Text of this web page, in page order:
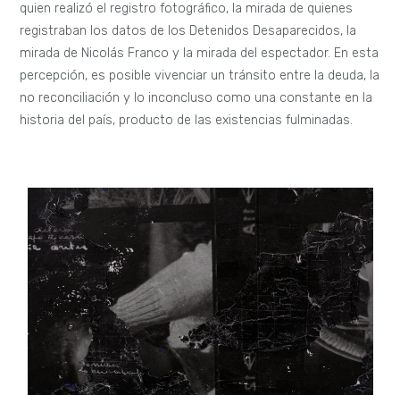
quien realizó el registro fotográfico, la mirada de quienes
registraban los datos de los Detenidos Desaparecidos, la
mirada de Nicolás Franco y la mirada del espectador. En esta
percepción, es posible vivenciar un tránsito entre la deuda, la
no reconciliación y lo inconcluso como una constante en la
historia del país, producto de las existencias fulminadas.